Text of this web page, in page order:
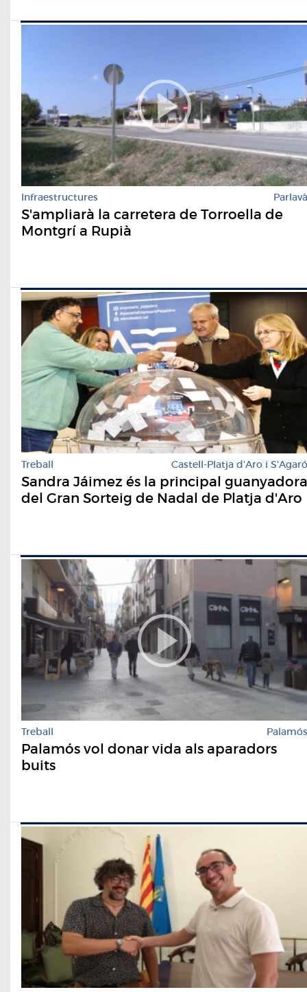
Infraestructures Parlavà
S'ampliarà la carretera de Torroella de
Montgrí a Rupià
Treball Castell-Platja d'Aro i S'Agaró
Sandra Jáimez és la principal guanyadora
del Gran Sorteig de Nadal de Platja d'Aro
Treball Palamós
Palamós vol donar vida als aparadors
buits